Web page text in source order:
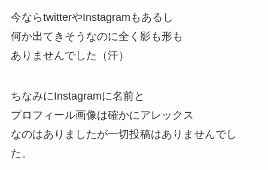
今ならtwitterやInstagramもあるし
何か出てきそうなのに全く影も形も
ありませんでした（汗）
ちなみにInstagramに名前と
プロフィール画像は確かにアレックス
なのはありましたが一切投稿はありませんでし
た。